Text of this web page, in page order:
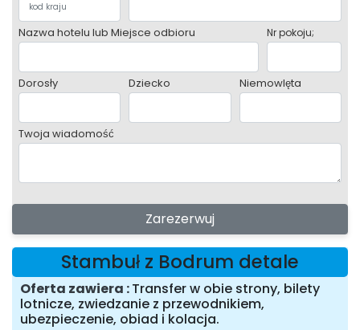
Nazwa hotelu lub Miejsce odbioru Nr pokoju;
Dorosły Dziecko Niemowlęta
Twoja wiadomość
Zarezerwuj
Stambuł z Bodrum detale
Oferta zawiera Transfer w obie strony, bilety
lotnicze, zwiedzanie z przewodnikiem,
ubezpieczenie, obiad i kolacja.